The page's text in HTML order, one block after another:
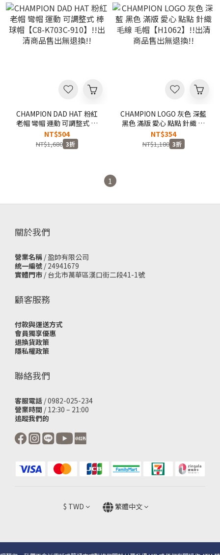
CHAMPION DAD HAT 粉紅
老帽 彎帽 運動 可調整式 棒
球帽【C8-K703C-910】!!出
清商品售出無退換!!
NT$504
NT$1,680 3折
CHAMPION LOGO 灰色 深藍
黑色 滿版 愛心 點點 針織 毛
線 毛帽【H1062】!!出清商
品售出無退換!!
NT$354
NT$1,180 3折
1
關於我們
營業名稱 / 盈帥有限公司
統一編號 / 24941679
實體門市 / 台北市萬華區漢口街二段41-1號
顧客服務
付款與運送方式
會員獨享優惠
退換貨政策
隱私權政策
聯絡我們
客服電話 / 0982-025-234
營業時間 / 12:30 – 21:00
追蹤我們的
$ TWD 繁體中文